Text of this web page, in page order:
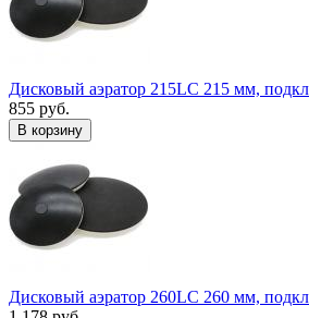
Дисковый аэратор 215LC 215 мм,
855 руб.
В корзину
Дисковый аэратор 260LC 260 мм,